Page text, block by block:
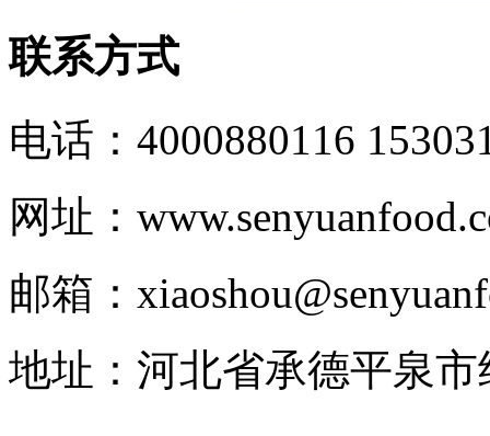
联系方式
电话：4000880116
网址：
邮箱：
地址：河北省承德平泉